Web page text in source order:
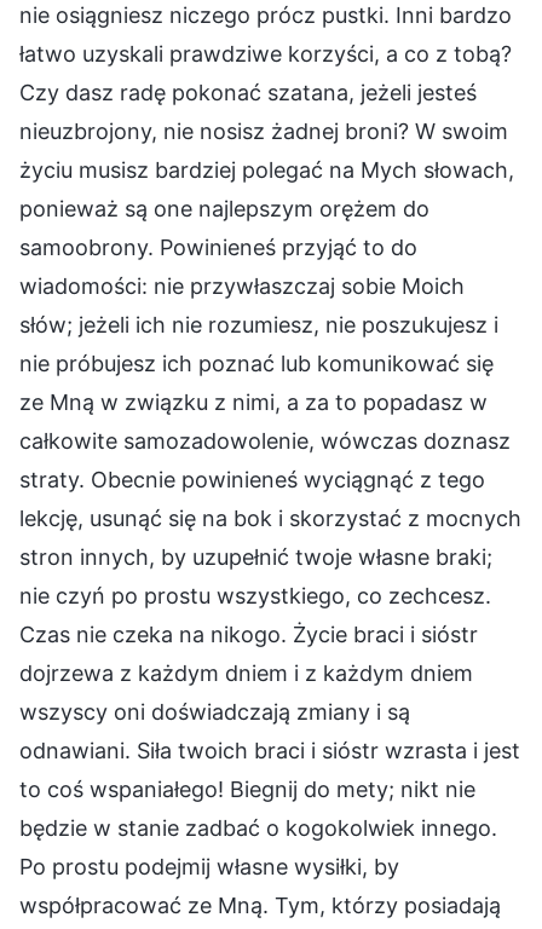
nie osiągniesz niczego prócz pustki. Inni bardzo
łatwo uzyskali prawdziwe korzyści, a co z tobą?
Czy dasz radę pokonać szatana, jeżeli jesteś
nieuzbrojony, nie nosisz żadnej broni? W swoim
życiu musisz bardziej polegać na Mych słowach,
ponieważ są one najlepszym orężem do
samoobrony. Powinieneś przyjąć to do
wiadomości: nie przywłaszczaj sobie Moich
słów; jeżeli ich nie rozumiesz, nie poszukujesz i
nie próbujesz ich poznać lub komunikować się
ze Mną w związku z nimi, a za to popadasz w
całkowite samozadowolenie, wówczas doznasz
straty. Obecnie powinieneś wyciągnąć z tego
lekcję, usunąć się na bok i skorzystać z mocnych
stron innych, by uzupełnić twoje własne braki;
nie czyń po prostu wszystkiego, co zechcesz.
Czas nie czeka na nikogo. Życie braci i sióstr
dojrzewa z każdym dniem i z każdym dniem
wszyscy oni doświadczają zmiany i są
odnawiani. Siła twoich braci i sióstr wzrasta i jest
to coś wspaniałego! Biegnij do mety; nikt nie
będzie w stanie zadbać o kogokolwiek innego.
Po prostu podejmij własne wysiłki, by
współpracować ze Mną. Tym, którzy posiadają